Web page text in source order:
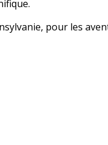
pour les